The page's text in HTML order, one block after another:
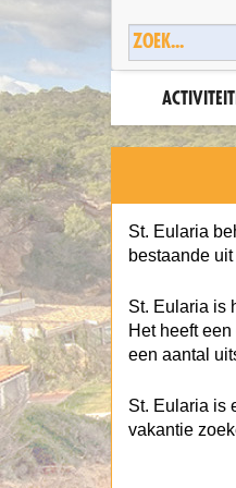
St. Eularia
bestaande
St. Eularia is
Het heeft
een aantal
St. Eularia is
vakantie